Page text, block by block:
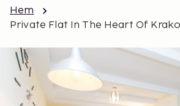
Hem
Private Flat In The Heart Of